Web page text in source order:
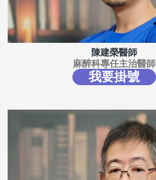
陳建榮醫師
麻醉科專任主治醫師
我要掛號